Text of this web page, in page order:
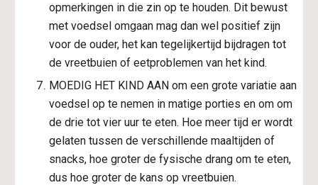
opmerkingen in die zin op te houden. Dit bewust
met voedsel omgaan mag dan wel positief zijn
voor de ouder, het kan tegelijkertijd bijdragen tot
de vreetbuien of eetproblemen van het kind.
MOEDIG HET KIND AAN om een grote variatie aan
voedsel op te nemen in matige porties en om om
de drie tot vier uur te eten. Hoe meer tijd er wordt
gelaten tussen de verschillende maaltijden of
snacks, hoe groter de fysische drang om te eten,
dus hoe groter de kans op vreetbuien.